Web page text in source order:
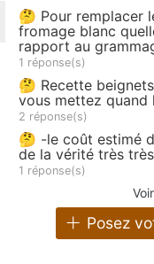
🤔 Pour remplacer
fromage blanc
rapport au
1 réponse(s)
🤔 Recette
vous mettez quand
2 réponse(s)
🤔 -le coût estimé
de la vérité très
1 réponse(s)
Posez